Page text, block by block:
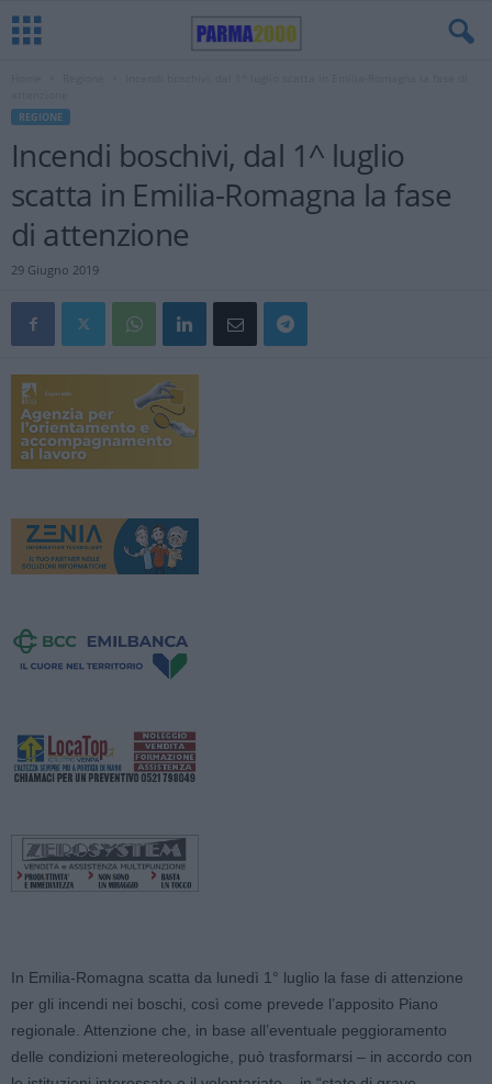
REGIONE
Incendi boschivi, dal 1^ luglio
scatta in Emilia-Romagna la fase
di attenzione
29 Giugno 2019
In Emilia-Romagna scatta da lunedì 1° luglio la fase di attenzione
per gli incendi nei boschi, così come prevede l’apposito Piano
regionale. Attenzione che, in base all’eventuale peggioramento
delle condizioni metereologiche, può trasformarsi – in accordo con